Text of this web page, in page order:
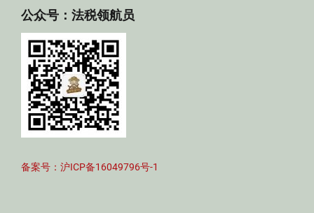
公众号：法税领航员
备案号：沪ICP备16049796号-1